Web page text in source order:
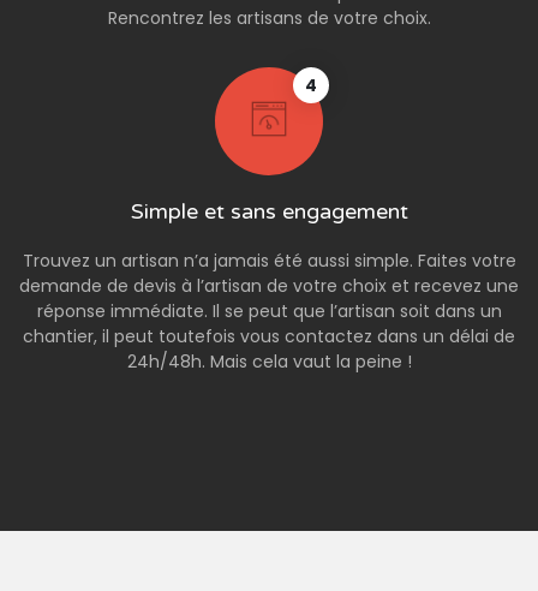
Rencontrez les artisans de votre choix.
4
Simple et sans engagement
Trouvez un artisan n’a jamais été aussi simple. Faites votre
demande de devis à l’artisan de votre choix et recevez une
réponse immédiate. Il se peut que l’artisan soit dans un
chantier, il peut toutefois vous contactez dans un délai de
24h/48h. Mais cela vaut la peine !